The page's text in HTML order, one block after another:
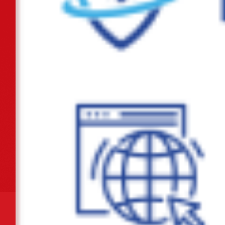
Tiếp tục thực hiện chuỗi các hoạt động tri ân nhân dịp kỷ niệm 78 năm
ngày Thương binh - Liệt sỹ...
Chủ động ứng phó với vùng áp thấp có khả năng mạnh lên thành áp
Khẩn trương hoàn thiện phương án đề xuất triển khai tuyến đường tốc
độ cao kết nối khu vực Đông -...
Phường Gia Viên tổ chức Hội nghị triển khai lấy ý kiến cử tri đại diện hộ
Mặt trận Tổ quốc Việt Nam phường Gia Viên tham dự Hội nghị trực
tuyến triển khai thí điểm nền tảng...
Ban hành Quy định chức năng, nhiệm vụ, quyền hạn và cơ cấu tổ chức
của Phòng Kinh tế, Hạ tầng và Đô...